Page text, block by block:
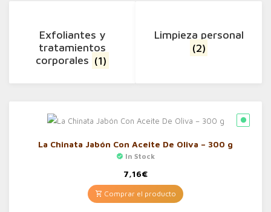
Exfoliantes y
tratamientos
corporales (1)
Limpieza personal
(2)
La Chinata Jabón Con Aceite De Oliva – 300 g
In Stock
7,16€
Comprar el producto